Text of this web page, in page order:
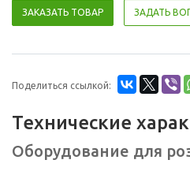
ЗАКАЗАТЬ ТОВАР ЗАДАТЬ
Поделиться ссылкой:
Технические
Оборудование для